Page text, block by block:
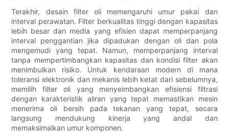
Terakhir, desain filter oli memengaruhi umur pakai dan
interval perawatan. Filter berkualitas tinggi dengan kapasitas
lebih besar dan media yang efisien dapat memperpanjang
interval penggantian jika dipadukan dengan oli dan pola
mengemudi yang tepat. Namun, memperpanjang interval
tanpa mempertimbangkan kapasitas dan kondisi filter akan
menimbulkan risiko. Untuk kendaraan modern di mana
toleransi elektronik dan mekanis lebih ketat dari sebelumnya,
memilih filter oli yang menyeimbangkan efisiensi filtrasi
dengan karakteristik aliran yang tepat memastikan mesin
menerima oli bersih pada tekanan yang tepat, secara
langsung mendukung kinerja yang andal dan
memaksimalkan umur komponen.